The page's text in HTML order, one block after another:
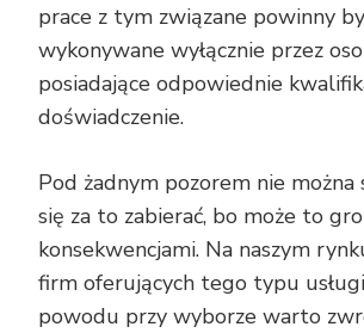
prace z tym związane powinny
wykonywane wyłącznie przez
posiadające odpowiednie
doświadczenie.
Pod żadnym pozorem nie można
się za to zabierać, bo może to
konsekwencjami. Na naszym
firm oferujących tego typu
powodu przy wyborze warto